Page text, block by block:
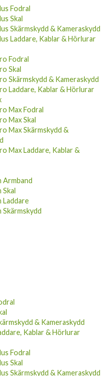
Fodral
Skal
Skärmskydd & Kameraskydd
Laddare, Kablar & Hörlurar
Fodral
Skal
Skärmskydd & Kameraskydd
Laddare, Kablar & Hörlurar
Max Fodral
Max Skal
Max Skärmskydd &
Max Laddare, Kablar &
Armband
Skal
Laddare
& Kameraskydd
Kablar & Hörlurar
Fodral
Skal
Skärmskydd & Kameraskydd